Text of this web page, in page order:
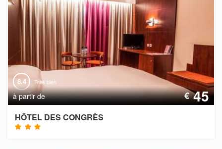
8.4 Très bien
à partir de €45
HÔTEL DES CONGRÈS